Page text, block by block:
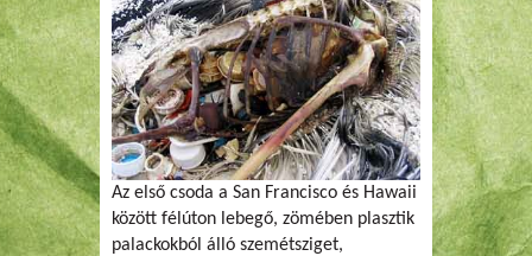
Az első csoda a San Francisco és Hawaii
között félúton lebegő, zömében plasztik
palackokból álló szemétsziget,